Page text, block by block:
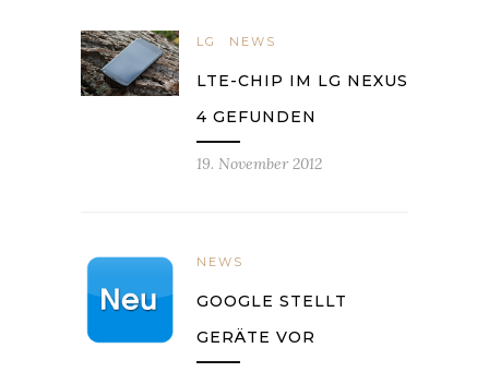
LG NEWS
LTE-CHIP IM LG NEXUS
4 GEFUNDEN
19. November 2012
NEWS
GOOGLE STELLT
GERÄTE VOR